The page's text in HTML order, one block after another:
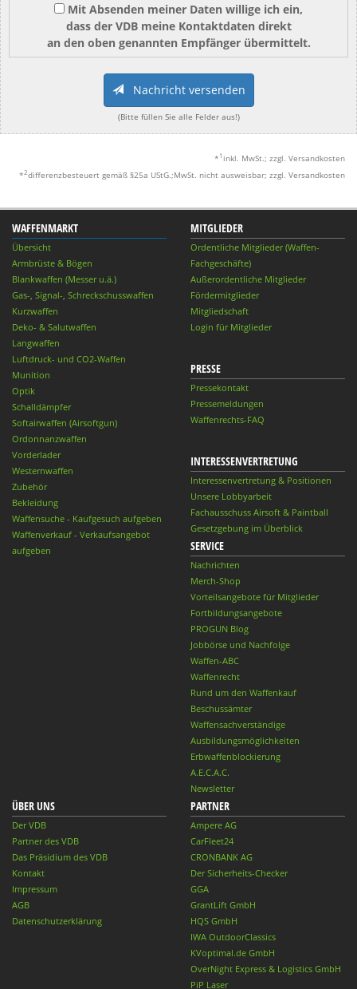
Mit Absenden meiner Daten willige ich ein,
dass der VDB meine Kontaktdaten direkt
an den oben genannten Empfänger übermittelt.
Nachricht versenden
(Bitte füllen Sie alle Felder aus!)
* 1 inkl. MwSt.; zzgl. Versandkosten
*2differenzbesteuert gemäß §25a UStG.;MwSt. nicht ausweisbar; zzgl. Versandkosten
WAFFENMARKT
Übersicht
Armbrüste & Bögen
Blankwaffen (Messer u.ä.)
Gas-, Signal-, Schreckschusswaffen
Kurzwaffen
Deko- & Salutwaffen
Langwaffen
Luftdruck- und CO2-Waffen
Munition
Optik
Schalldämpfer
Softairwaffen (Airsoftgun)
Ordonnanzwaffen
Vorderlader
Westernwaffen
Zubehör
Bekleidung
Waffensuche - Kaufgesuch aufgeben
Waffenverkauf - Verkaufsangebot
aufgeben
MITGLIEDER
Ordentliche Mitglieder (Waffen-
Fachgeschäfte)
Außerordentliche Mitglieder
Fördermitglieder
Mitgliedschaft
Login für Mitglieder
PRESSE
Pressekontakt
Pressemeldungen
Waffenrechts-FAQ
INTERESSENVERTRETUNG
Interessenvertretung & Positionen
Unsere Lobbyarbeit
Fachausschuss Airsoft & Paintball
Gesetzgebung im Überblick
SERVICE
Nachrichten
Merch-Shop
Vorteilsangebote für Mitglieder
Fortbildungsangebote
PROGUN Blog
Jobbörse und Nachfolge
Waffen-ABC
Waffenrecht
Rund um den Waffenkauf
Beschussämter
Waffensachverständige
Ausbildungsmöglichkeiten
Erbwaffenblockierung
A.E.C.A.C.
Newsletter
ÜBER UNS
Der VDB
Partner des VDB
Das Präsidium des VDB
Kontakt
Impressum
AGB
Datenschutzerklärung
PARTNER
Ampere AG
CarFleet24
CRONBANK AG
Der Sicherheits-Checker
GGA
GrantLift GmbH
HQS GmbH
IWA OutdoorClassics
KVoptimal.de GmbH
OverNight Express & Logistics GmbH
PiP Laser